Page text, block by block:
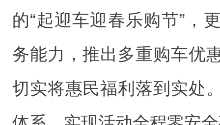
的“起迎车迎春乐购节”，
务能力，推出多重购车优
切实将惠民福利落到实处